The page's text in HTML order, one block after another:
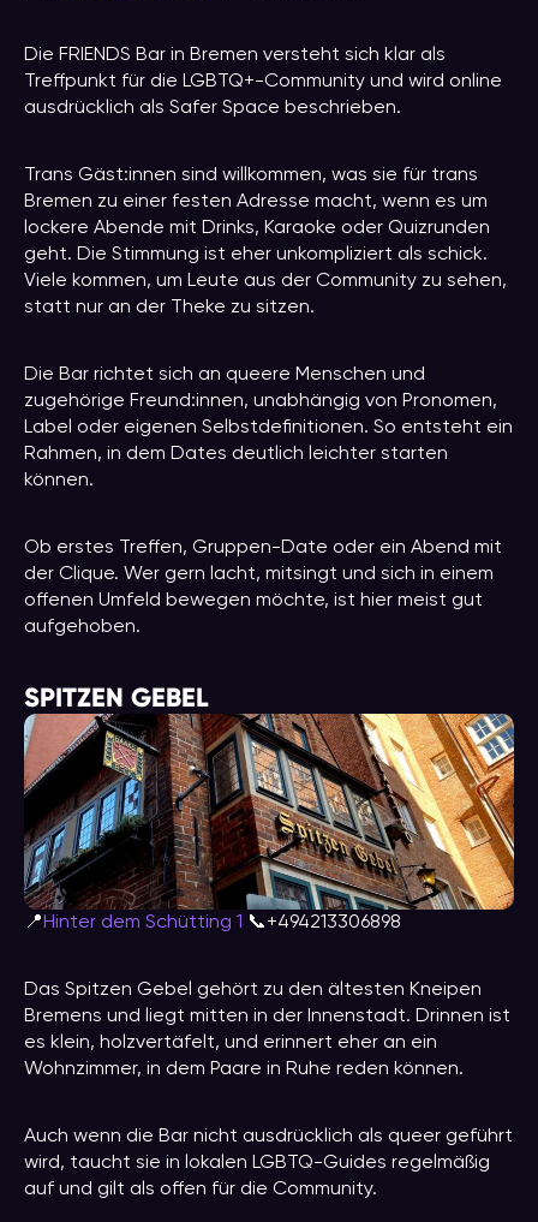
Die FRIENDS Bar in Bremen versteht sich klar als
Treffpunkt für die LGBTQ+-Community und wird online
ausdrücklich als Safer Space beschrieben.
Trans Gäst:innen sind willkommen, was sie für trans
Bremen zu einer festen Adresse macht, wenn es um
lockere Abende mit Drinks, Karaoke oder Quizrunden
geht. Die Stimmung ist eher unkompliziert als schick.
Viele kommen, um Leute aus der Community zu sehen,
statt nur an der Theke zu sitzen.
Die Bar richtet sich an queere Menschen und
zugehörige Freund:innen, unabhängig von Pronomen,
Label oder eigenen Selbstdefinitionen. So entsteht ein
Rahmen, in dem Dates deutlich leichter starten
können.
Ob erstes Treffen, Gruppen-Date oder ein Abend mit
der Clique. Wer gern lacht, mitsingt und sich in einem
offenen Umfeld bewegen möchte, ist hier meist gut
aufgehoben.
SPITZEN GEBEL
📍 Hinter dem Schütting 1 📞+494213306898
Das Spitzen Gebel gehört zu den ältesten Kneipen
Bremens und liegt mitten in der Innenstadt. Drinnen ist
es klein, holzvertäfelt, und erinnert eher an ein
Wohnzimmer, in dem Paare in Ruhe reden können.
Auch wenn die Bar nicht ausdrücklich als queer geführt
wird, taucht sie in lokalen LGBTQ-Guides regelmäßig
auf und gilt als offen für die Community.